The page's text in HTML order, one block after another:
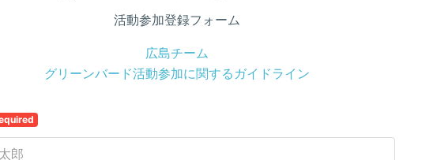
活動参加登録フォーム
広島チーム
グリーンバード活動参加に関するガイドライン